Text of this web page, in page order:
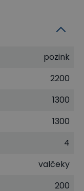
pozink
2200
1300
1300
4
valčeky
200